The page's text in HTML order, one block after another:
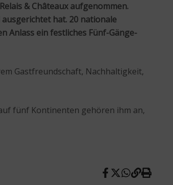
& Châteaux aufgenommen.
hat. 20 nationale
Anlass ein festliches Fünf-Gänge-
Gastfreundschaft, Nachhaltigkeit,
fünf Kontinenten gehören ihm an,